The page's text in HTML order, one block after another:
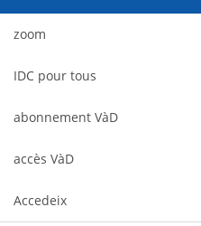
zoom
IDC pour tous
abonnement VàD
accès VàD
Accedeix